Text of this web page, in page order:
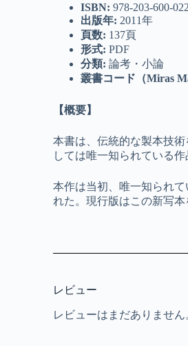
ISBN: 978-203-600-
出版年: 2011年
頁数: 137頁
形式: PDF
分類: 論考・小論
叢書コード（Miras
【概要】
本書は、伝統的な製本技
しては唯一知られている
本作は当初、唯一知られ
れた。現行版はこの新写
レビュー
レビューはまだありません